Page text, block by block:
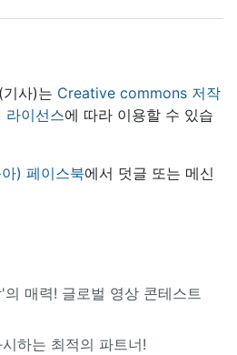
사)는 Creative commons 저작
라이선스에 따라 이용할 수 있습
) 페이스북에서 덧글 또는 메신
매력! 글로벌 영상 콘테스트
하는 최적의 파트너!